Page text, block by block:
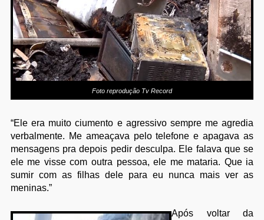
Foto reprodução Tv Record
“Ele era muito ciumento e agressivo sempre me agredia
verbalmente. Me ameaçava pelo telefone e apagava as
mensagens pra depois pedir desculpa. Ele falava que se
ele me visse com outra pessoa, ele me mataria. Que ia
sumir com as filhas dele para eu nunca mais ver as
meninas.”
Após voltar da